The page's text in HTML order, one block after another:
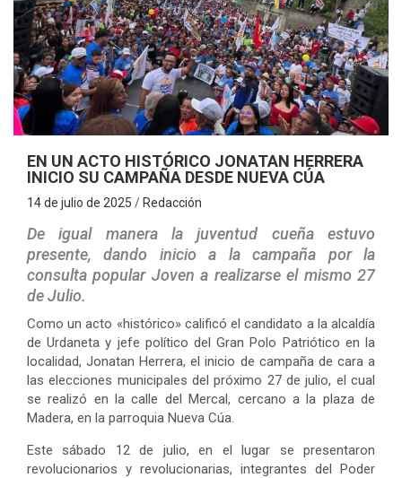
EN UN ACTO HISTÓRICO JONATAN HERRERA
INICIO SU CAMPAÑA DESDE NUEVA CÚA
14 de julio de 2025 Redacción
De igual manera la juventud cueña estuvo
presente, dando inicio a la campaña por la
consulta popular Joven a realizarse el mismo 27
de Julio.
Como un acto «histórico» calificó el candidato a la alcaldía
de Urdaneta y jefe político del Gran Polo Patriótico en la
localidad, Jonatan Herrera, el inicio de campaña de cara a
las elecciones municipales del próximo 27 de julio, el cual
se realizó en la calle del Mercal, cercano a la plaza de
Madera, en la parroquia Nueva Cúa.
Este sábado 12 de julio, en el lugar se presentaron
revolucionarios y revolucionarias, integrantes del Poder